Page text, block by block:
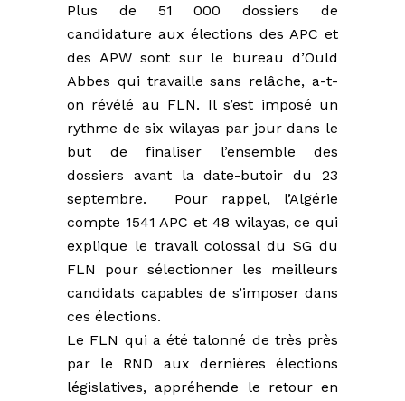
Plus de 51 000 dossiers de
candidature aux élections des APC et
des APW sont sur le bureau d’Ould
Abbes qui travaille sans relâche, a-t-
on révélé au FLN. Il s’est imposé un
rythme de six wilayas par jour dans le
but de finaliser l’ensemble des
dossiers avant la date-butoir du 23
septembre. Pour rappel, l’Algérie
compte 1541 APC et 48 wilayas, ce qui
explique le travail colossal du SG du
FLN pour sélectionner les meilleurs
candidats capables de s’imposer dans
ces élections.
Le FLN qui a été talonné de très près
par le RND aux dernières élections
législatives, appréhende le retour en